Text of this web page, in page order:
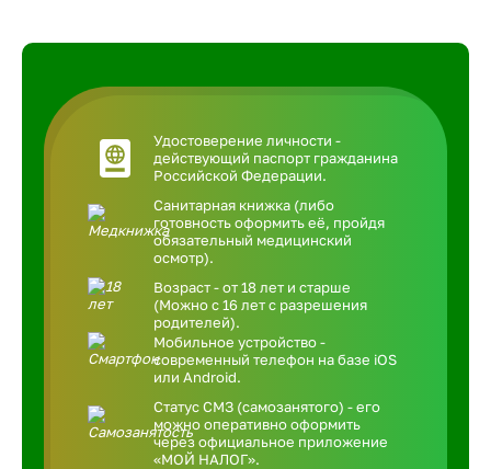
Удостоверение личности -
действующий паспорт гражданина
Российской Федерации.
Санитарная книжка (либо
готовность оформить её, пройдя
обязательный медицинский
осмотр).
Возраст - от 18 лет и старше
(Можно с 16 лет с разрешения
родителей).
Мобильное устройство -
современный телефон на базе iOS
или Android.
Статус СМЗ (самозанятого) - его
можно оперативно оформить
через официальное приложение
«МОЙ НАЛОГ».